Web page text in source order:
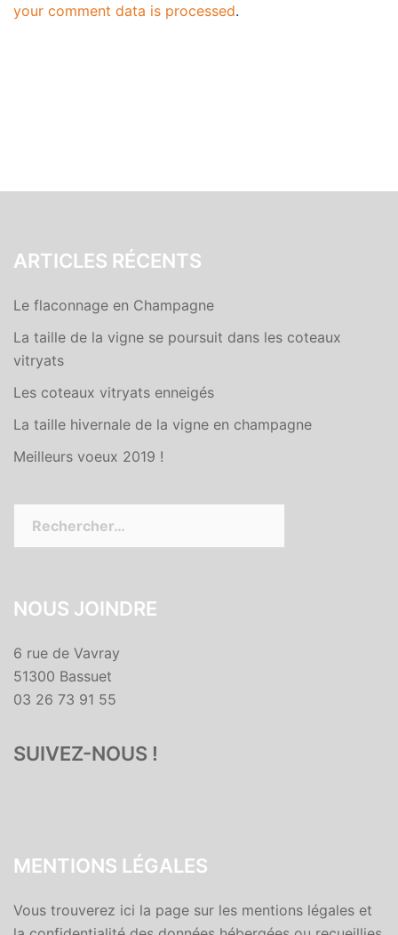
your comment data is processed.
ARTICLES RÉCENTS
Le flaconnage en Champagne
La taille de la vigne se poursuit dans les coteaux
vitryats
Les coteaux vitryats enneigés
La taille hivernale de la vigne en champagne
Meilleurs voeux 2019 !
NOUS JOINDRE
6 rue de Vavray
51300 Bassuet
03 26 73 91 55
SUIVEZ-NOUS !
MENTIONS LÉGALES
Vous trouverez ici la page sur les mentions légales et